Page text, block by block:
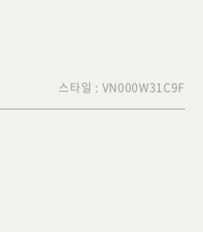
스타일 : VN000W31C9F